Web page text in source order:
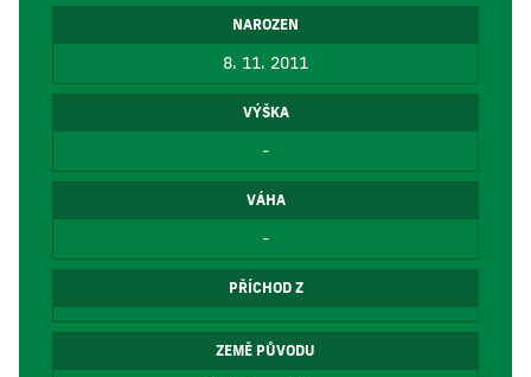
NAROZEN
8. 11. 2011
VÝŠKA
-
VÁHA
-
PŘÍCHOD Z
ZEMĚ PŮVODU